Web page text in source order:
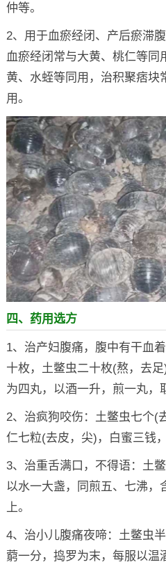
仲等。
2、用于血瘀经闭、产后瘀滞
血瘀经闭常与大黄、桃仁等同
黄、水蛭等同用，治积聚痞块
用。
四、药用选方
1、治产妇腹痛，腹中有干血
十枚，土鳖虫二十枚(熬，去
为四丸，以酒一升，煎一丸，
2、治疯狗咬伤：土鳖虫七个(
仁七粒(去皮，尖)，白蜜三钱
3、治重舌满口，不得语：土
以水一大盏，同煎五、七沸，
上。
4、治小儿腹痛夜啼：土鳖虫
藭一分，捣罗为末，每服以温